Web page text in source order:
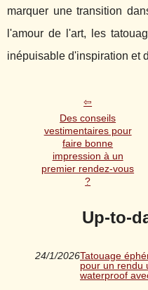
marquer une transition
l'amour de l'art, les
inépuisable d'inspiration et
Des conseils
vestimentaires pour
faire bonne
impression à un
premier rendez-vous
?
Up-to-
24/1/2026Tatouage
pour un rendu
waterproof